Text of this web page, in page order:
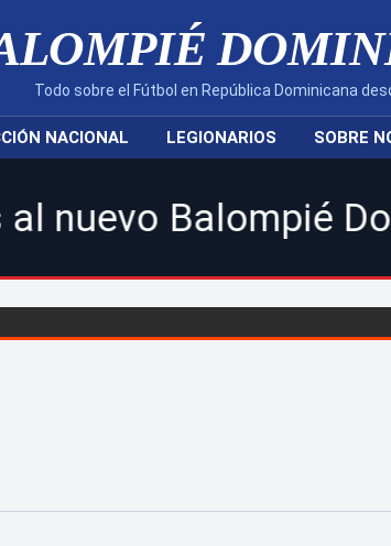
Todo sobre el Fútbol en República Dominicana
NACIONAL LEGIONARIOS SOBRE